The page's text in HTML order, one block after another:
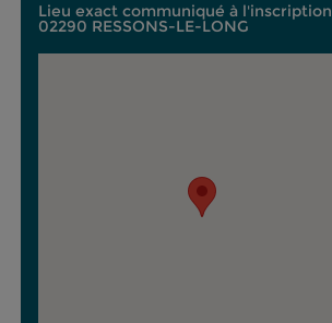
Lieu exact communiqué à l'inscription
02290 RESSONS-LE-LONG